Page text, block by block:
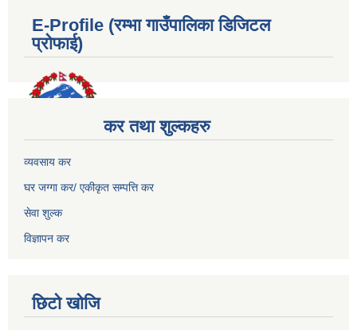
E-Profile (रम्भा गाउँपालिका डिजिटल
प्रोफाई)
कर तथा शुल्कहरु
व्यवसाय कर
घर जग्गा कर/ एकीकृत सम्पत्ति कर
सेवा शुल्क
विज्ञापन कर
छिटो खोजि